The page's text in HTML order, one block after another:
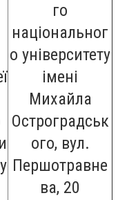
го
національног
о університету
імені
Михайла
Остроградськ
ого, вул.
Першотравне
ва, 20